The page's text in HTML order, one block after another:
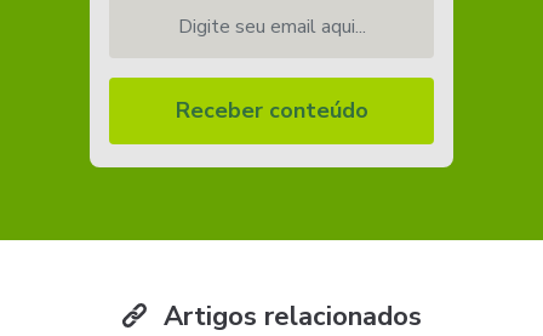
Receber conteúdo
Artigos relacionados